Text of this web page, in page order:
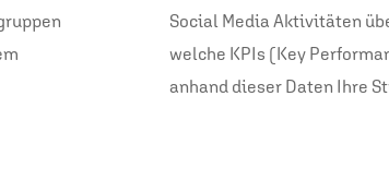
Social Media Aktivitäten
welche KPIs (Key
anhand dieser Daten Ihre